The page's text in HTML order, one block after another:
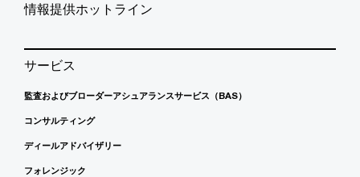
情報提供ホットライン
サービス
監査およびブローダーアシュアランスサービス（BAS）
コンサルティング
ディールアドバイザリー
フォレンジック